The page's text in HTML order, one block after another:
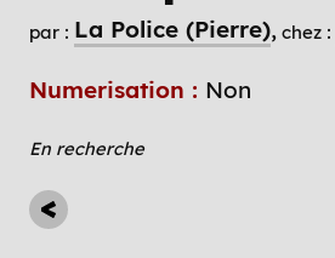
par : La Police (Pierre) chez :
Numerisation : Non
En recherche